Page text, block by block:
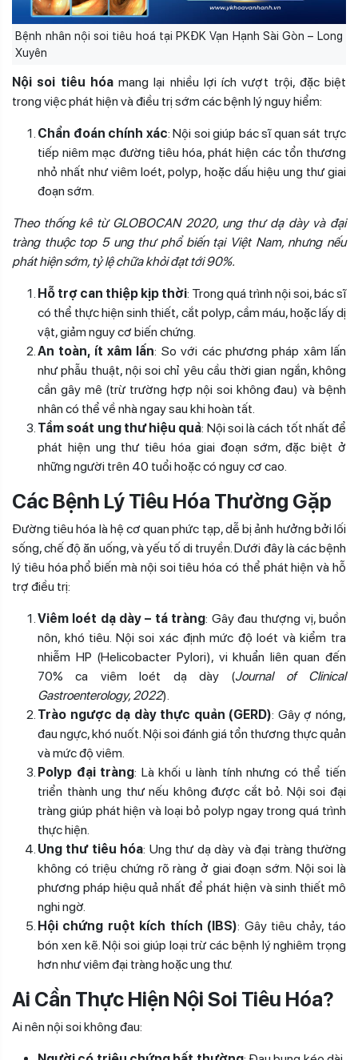
Bệnh nhân nội soi tiêu hoá tại PKĐK Vạn Hạnh Sài Gòn – Long
Xuyên
Nội soi tiêu hóamang lại nhiều lợi ích vượt trội, đặc biệt
trong việc phát hiện và điều trị sớm các bệnh lý nguy hiểm:
Chẩn đoán chính xác: Nội soi giúp bác sĩ quan sát trực
tiếp niêm mạc đường tiêu hóa, phát hiện các tổn thương
nhỏ nhất như viêm loét, polyp, hoặc dấu hiệu ung thư giai
đoạn sớm.
Theo thống kê từ GLOBOCAN 2020, ung thư dạ dày và đại
tràng thuộc top 5 ung thư phổ biến tại Việt Nam, nhưng nếu
phát hiện sớm, tỷ lệ chữa khỏi đạt tới 90%.
Hỗ trợ can thiệp kịp thời: Trong quá trình nội soi, bác sĩ
có thể thực hiện sinh thiết, cắt polyp, cầm máu, hoặc lấy dị
vật, giảm nguy cơ biến chứng.
An toàn, ít xâm lấn: So với các phương pháp xâm lấn
như phẫu thuật, nội soi chỉ yêu cầu thời gian ngắn, không
cần gây mê (trừ trường hợp nội soi không đau) và bệnh
nhân có thể về nhà ngay sau khi hoàn tất.
Tầm soát ung thư hiệu quả: Nội soi là cách tốt nhất để
phát hiện ung thư tiêu hóa giai đoạn sớm, đặc biệt ở
những người trên 40 tuổi hoặc có nguy cơ cao.
Các Bệnh Lý Tiêu Hóa Thường Gặp
Đường tiêu hóa là hệ cơ quan phức tạp, dễ bị ảnh hưởng bởi lối
sống, chế độ ăn uống, và yếu tố di truyền. Dưới đây là các bệnh
lý tiêu hóa phổ biến mà nội soi tiêu hóa có thể phát hiện và hỗ
trợ điều trị:
Viêm loét dạ dày – tá tràng: Gây đau thượng vị, buồn
nôn, khó tiêu. Nội soi xác định mức độ loét và kiểm tra
nhiễm HP (Helicobacter Pylori), vi khuẩn liên quan đến
70% ca viêm loét dạ dày (Journal of Clinical
Gastroenterology, 2022).
Trào ngược dạ dày thực quản (GERD): Gây ợ nóng,
đau ngực, khó nuốt. Nội soi đánh giá tổn thương thực quản
và mức độ viêm.
Polyp đại tràng: Là khối u lành tính nhưng có thể tiến
triển thành ung thư nếu không được cắt bỏ. Nội soi đại
tràng giúp phát hiện và loại bỏ polyp ngay trong quá trình
thực hiện.
Ung thư tiêu hóa: Ung thư dạ dày và đại tràng thường
không có triệu chứng rõ ràng ở giai đoạn sớm. Nội soi là
phương pháp hiệu quả nhất để phát hiện và sinh thiết mô
nghi ngờ.
Hội chứng ruột kích thích (IBS): Gây tiêu chảy, táo
bón xen kẽ. Nội soi giúp loại trừ các bệnh lý nghiêm trọng
hơn như viêm đại tràng hoặc ung thư.
Ai Cần Thực Hiện Nội Soi Tiêu Hóa?
Ai nên nội soi không đau: